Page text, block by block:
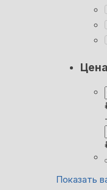
Показать